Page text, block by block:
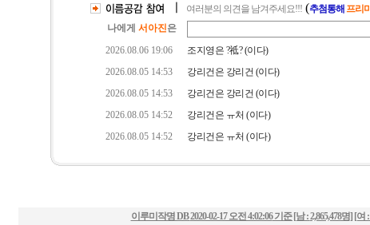
이루미작명 DB2020-02-17 오전 4:02:06기준 [남 :2,865,478명] [여 :